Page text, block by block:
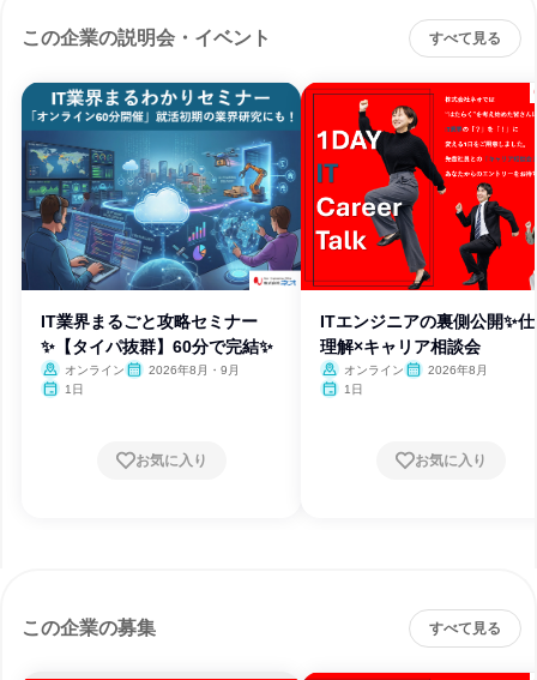
この企業の説明会・イベント すべて見る
IT業界まるごと攻略セミナー
✨【タイパ抜群】60分で完結✨
オンライン
2026年8月・9月
1日
お気に入り
ITエンジニアの裏側公開✨
理解×キャリア相談会
オンライン
2026年8月
1日
お気に入り
この企業の募集 すべて見る